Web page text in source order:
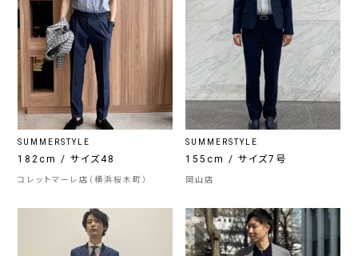
SUMMERSTYLE
182cm / サイズ48
コレットマーレ店（横浜桜木町）
SUMMERSTYLE
155cm / サイズ7号
岡山店